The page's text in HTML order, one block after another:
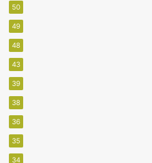
50
49
48
43
39
38
36
35
34